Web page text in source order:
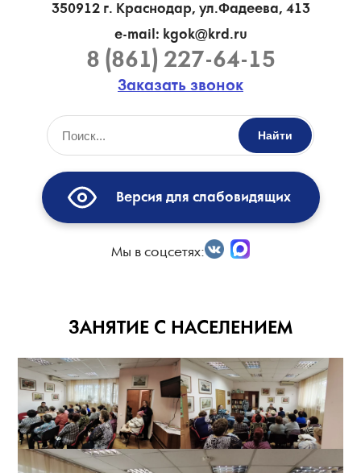
350912 г. Краснодар, ул.Фадеева, 413
e-mail: kgok@krd.ru
8 (861) 227-64-15
Заказать звонок
Найти
Версия для слабовидящих
Мы в соцсетях:
ЗАНЯТИЕ С НАСЕЛЕНИЕМ